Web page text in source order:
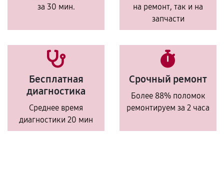
за 30 мин.
на ремонт, так и на
запчасти
Бесплатная
диагностика
Среднее время
диагностики 20 мин
Срочный ремонт
Более 88% поломок
ремонтируем за 2 часа